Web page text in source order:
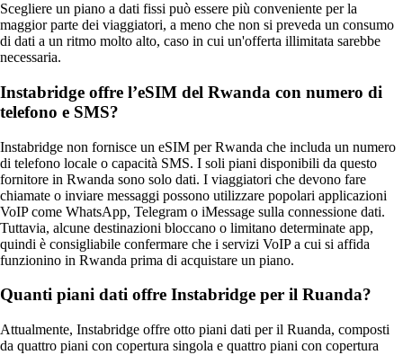
Scegliere un piano a dati fissi può essere più conveniente per la
maggior parte dei viaggiatori, a meno che non si preveda un consumo
di dati a un ritmo molto alto, caso in cui un'offerta illimitata sarebbe
necessaria.
Instabridge offre l’eSIM del Rwanda con numero di
telefono e SMS?
Instabridge non fornisce un eSIM per Rwanda che includa un numero
di telefono locale o capacità SMS. I soli piani disponibili da questo
fornitore in Rwanda sono solo dati. I viaggiatori che devono fare
chiamate o inviare messaggi possono utilizzare popolari applicazioni
VoIP come WhatsApp, Telegram o iMessage sulla connessione dati.
Tuttavia, alcune destinazioni bloccano o limitano determinate app,
quindi è consigliabile confermare che i servizi VoIP a cui si affida
funzionino in Rwanda prima di acquistare un piano.
Quanti piani dati offre Instabridge per il Ruanda?
Attualmente, Instabridge offre otto piani dati per il Ruanda, composti
da quattro piani con copertura singola e quattro piani con copertura